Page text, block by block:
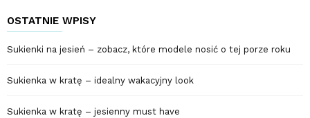
OSTATNIE WPISY
Sukienki na jesień – zobacz, które modele nosić o tej porze roku
Sukienka w kratę – idealny wakacyjny look
Sukienka w kratę – jesienny must have